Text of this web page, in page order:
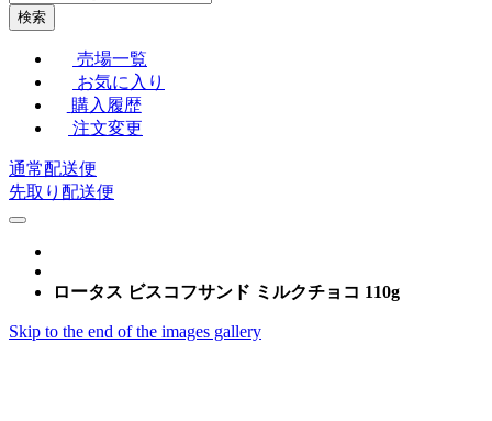
検索
売場一覧
お気に入り
購入履歴
注文変更
通常配送便
先取り配送便
ロータス ビスコフサンド ミルクチョコ 110g
Skip to the end of the images gallery